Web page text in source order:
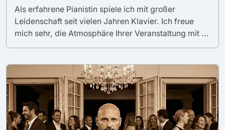
Als erfahrene Pianistin spiele ich mit großer
Leidenschaft seit vielen Jahren Klavier. Ich freue
mich sehr, die Atmosphäre Ihrer Veranstaltung mit ...